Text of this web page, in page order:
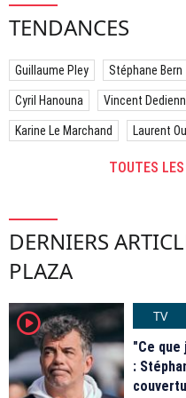
TENDANCES
Guillaume Pley Stéphane Bern
Cyril Hanouna Vincent
Karine Le Marchand Laurent
TOUTES
DERNIERS
PLAZA
player2
TV
"Ce que
: